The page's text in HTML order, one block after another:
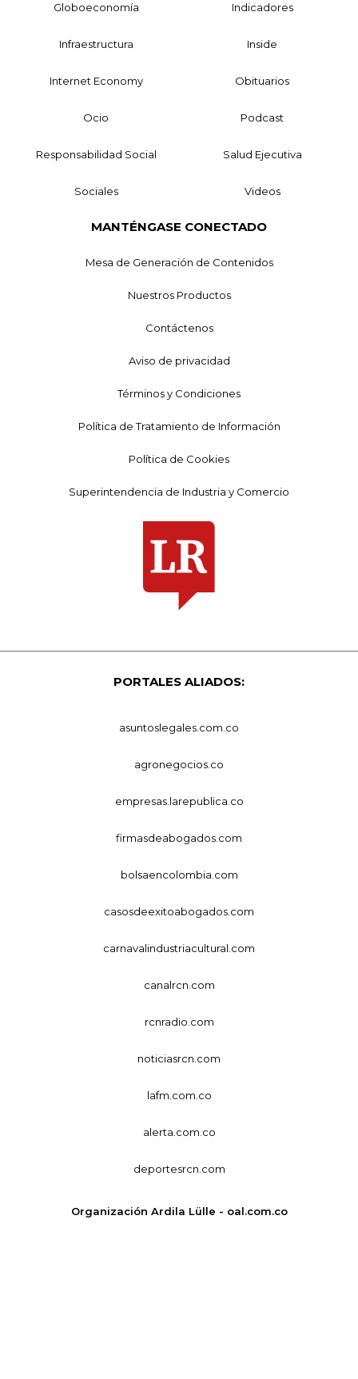
Globoeconomía Indicadores
Infraestructura Inside
Internet Economy Obituarios
Ocio Podcast
Responsabilidad Social Salud Ejecutiva
Sociales Videos
MANTÉNGASE CONECTADO
Mesa de Generación de Contenidos
Nuestros Productos
Contáctenos
Aviso de privacidad
Términos y Condiciones
Política de Tratamiento de Información
Política de Cookies
Superintendencia de Industria y Comercio
PORTALES ALIADOS:
asuntoslegales.com.co
agronegocios.co
empresas.larepublica.co
firmasdeabogados.com
bolsaencolombia.com
casosdeexitoabogados.com
carnavalindustriacultural.com
canalrcn.com
rcnradio.com
noticiasrcn.com
lafm.com.co
alerta.com.co
deportesrcn.com
Organización Ardila Lülle - oal.com.co